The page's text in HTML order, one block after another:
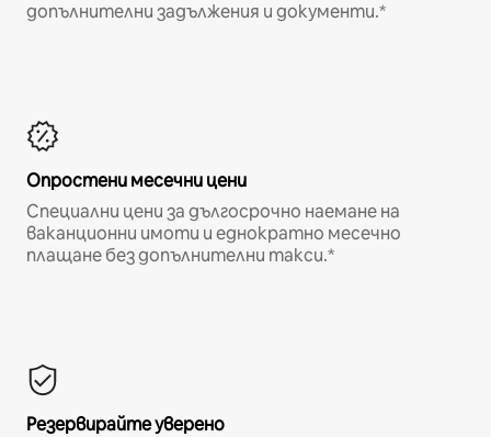
допълнителни задължения и документи.*
Опростени месечни цени
Специални цени за дългосрочно наемане на
ваканционни имоти и еднократно месечно
плащане без допълнителни такси.*
Резервирайте уверено